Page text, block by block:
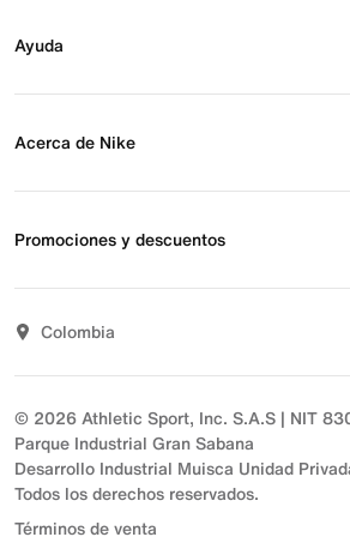
Regístrate para recibir correos
Ayuda
Preguntas frecuentes
Devoluciones
Comunicate con nosotros
Acerca de Nike
Noticias
Sostenibilidad
Promociones y descuentos
T&C actividades comerciales
Colombia
© 2026 Athletic Sport, Inc. S.A.S | NIT
Parque Industrial Gran Sabana
Desarrollo Industrial Muisca Unidad
Todos los derechos reservados.
Términos de venta